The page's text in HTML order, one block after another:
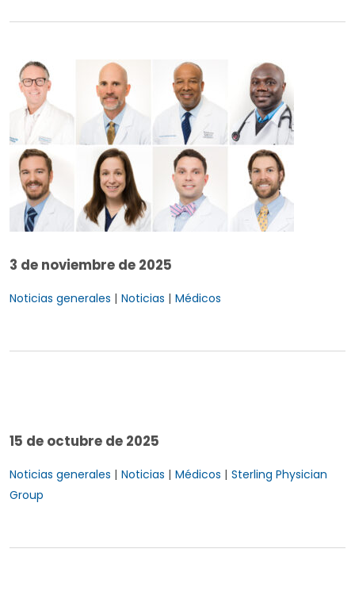
3 de noviembre de 2025
Noticias generales | Noticias | Médicos
15 de octubre de 2025
Noticias generales | Noticias | Médicos | Sterling Physician
Group